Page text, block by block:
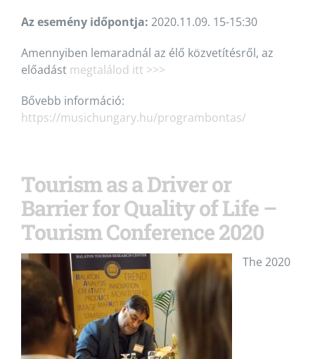
Az esemény időpontja: 2020.11.09. 15-15:30
Amennyiben lemaradnál az élő közvetítésről, az
előadást megtalálod itt >>>
Bővebb információ:
https://musichungary.hu/programbontas/
Tourism as a Driver or
Barrier for Quality of Life –
Tourism Conference 2020
The 2020